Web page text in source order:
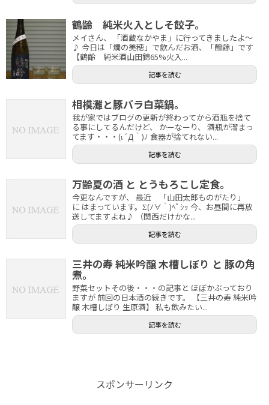
鶴齢 純米火入としそ餃子。
メイさん、 「酒蔵なかやま」に行ってきましたよ～
♪ 今日は「燗の美穂」で飲んだお酒、「鶴齢」です
【鶴齢 純米酒山田錦65%火入...
記事を読む
相模灘と豚バラ白菜鍋。
我が家ではブログの更新が終わってから酒瓶を捨て
る事にしてるんだけど、 かーなーり、 酒瓶が溜まっ
てます・・・(ι´Д｀)ﾉ 食器が捨てれない...
記事を読む
万齢夏の酒 と とうもろこし定食。
今更なんですが、 最近 「山田太郎ものがたり」
に はまっています。Σ(ﾉ∀｀)ﾍﾟｼｯ 今、お昼間に再放
送してますよね♪ （関西だけかな...
記事を読む
三井の寿 純米吟醸 木槽しぼり と 豚の角
煮。
野菜セットその後・・・の記事と ほぼかぶっており
ますが 前回の日本酒の続きです。 【三井の寿 純米吟
醸 木槽しぼり 生原酒】 私も飲みたい...
記事を読む
スポンサーリンク